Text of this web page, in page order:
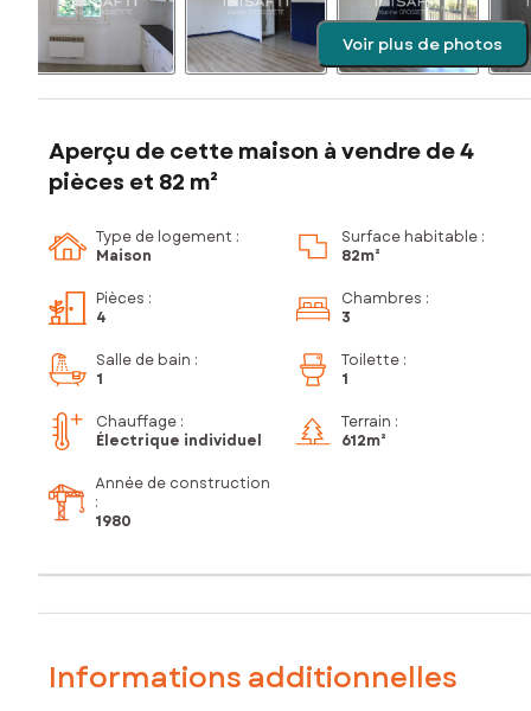
Voir plus de photos
Aperçu de cette maison à vendre de 4
pièces et 82 m²
Type de logement :
Maison
Surface habitable :
82m²
Pièces :
4
Chambres :
3
Salle de bain :
1
Toilette :
1
Chauffage :
Électrique individuel
Terrain :
612m²
Année de construction
:
1980
Informations additionnelles